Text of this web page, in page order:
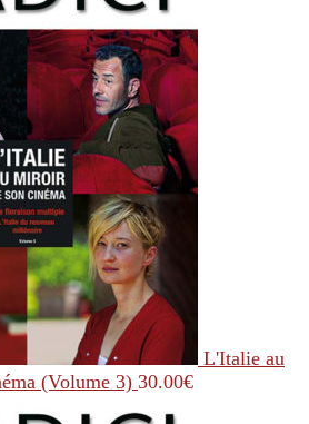
L'Italie au
(Volume 3) 30.00€